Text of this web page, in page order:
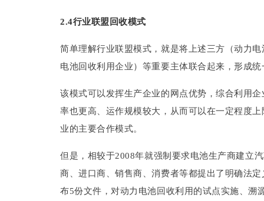
2.4行业联盟回收模式
简单理解行业联盟模式，就是将上述三方（动力
电池回收利用企业）等重要主体联合起来，形成
该模式可以发挥生产企业的网点优势，综合利用
率也更高、运作规模较大，从而可以在一定程度
业的主要合作模式。
但是，相较于2008年就强制要求电池生产商建立
商、进口商、销售商、消费者等都提出了明确法
布5份文件，对动力电池回收利用的试点实施、溯